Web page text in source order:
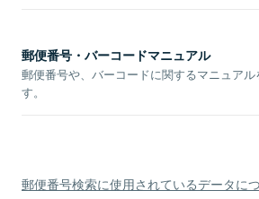
郵便番号・バーコードマニュアル
郵便番号や、バーコードに関するマニュアル
す。
郵便番号検索に使用されているデータに